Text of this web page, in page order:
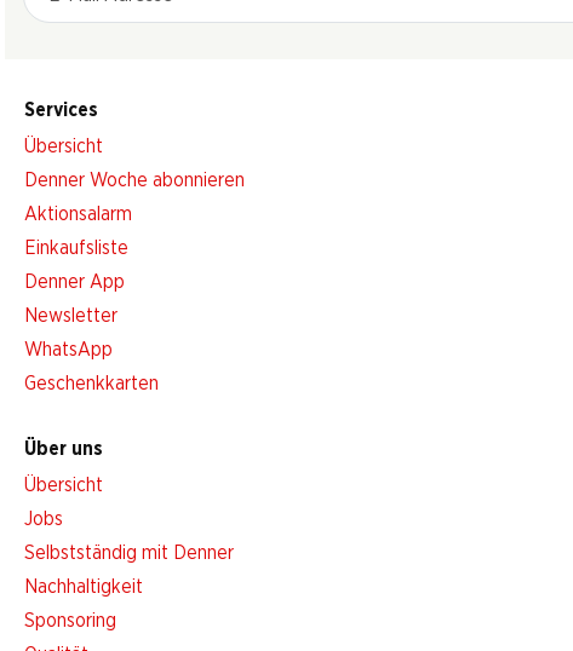
Services
Übersicht
Denner Woche abonnieren
Aktionsalarm
Einkaufsliste
Denner App
Newsletter
WhatsApp
Geschenkkarten
Über uns
Übersicht
Jobs
Selbstständig mit Denner
Nachhaltigkeit
Sponsoring